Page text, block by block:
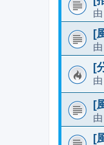
由
[
由
[
由
[
由
[